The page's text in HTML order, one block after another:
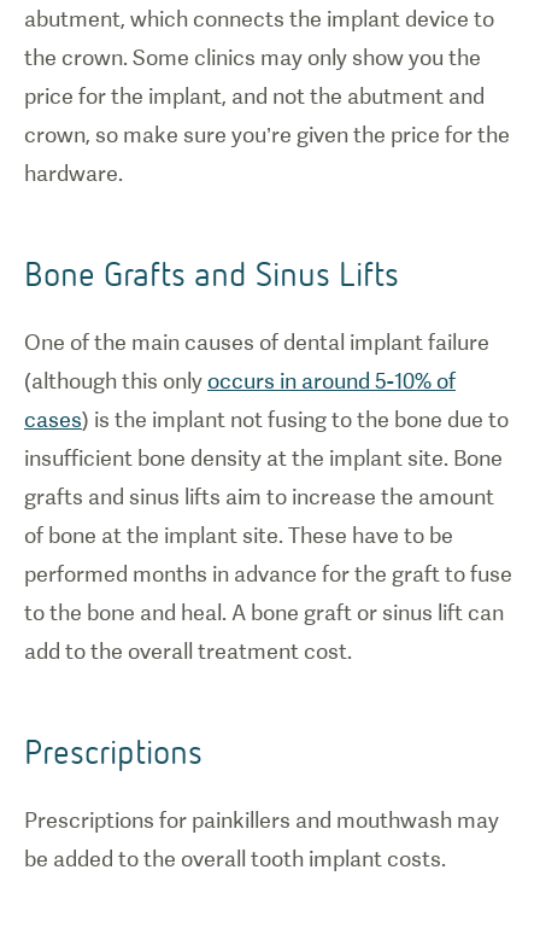
abutment, which connects the implant device to
the crown. Some clinics may only show you the
price for the implant, and not the abutment and
crown, so make sure you’re given the price for the
hardware.
Bone Grafts and Sinus Lifts
One of the main causes of dental implant failure
(although this onlyoccurs in around 5-10% of
cases) is the implant not fusing to the bone due to
insufficient bone density at the implant site. Bone
grafts and sinus lifts aim to increase the amount
of bone at the implant site. These have to be
performed months in advance for the graft to fuse
to the bone and heal. A bone graft or sinus lift can
add to the overall treatment cost.
Prescriptions
Prescriptions for painkillers and mouthwash may
be added to the overall tooth implant costs.